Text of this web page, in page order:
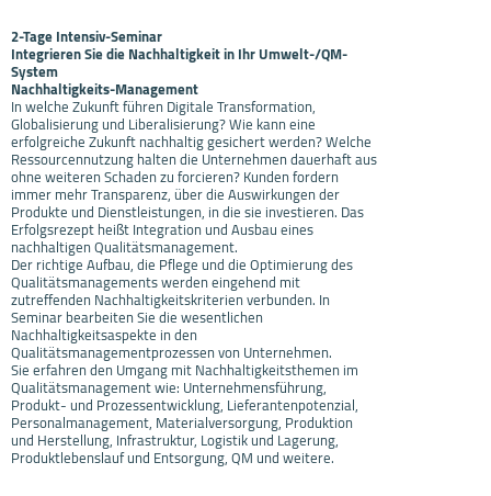
2-Tage Intensiv-Seminar
Integrieren Sie die Nachhaltigkeit in Ihr Umwelt-/QM-
System
Nachhaltigkeits-Management
In welche Zukunft führen Digitale Transformation,
Globalisierung und Liberalisierung? Wie kann eine
erfolgreiche Zukunft nachhaltig gesichert werden? Welche
Ressourcennutzung halten die Unternehmen dauerhaft aus
ohne weiteren Schaden zu forcieren? Kunden fordern
immer mehr Transparenz, über die Auswirkungen der
Produkte und Dienstleistungen, in die sie investieren. Das
Erfolgsrezept heißt Integration und Ausbau eines
nachhaltigen Qualitätsmanagement.
Der richtige Aufbau, die Pflege und die Optimierung des
Qualitätsmanagements werden eingehend mit
zutreffenden Nachhaltigkeitskriterien verbunden. In
Seminar bearbeiten Sie die wesentlichen
Nachhaltigkeitsaspekte in den
Qualitätsmanagementprozessen von Unternehmen.
Sie erfahren den Umgang mit Nachhaltigkeitsthemen im
Qualitätsmanagement wie: Unternehmensführung,
Produkt- und Prozessentwicklung, Lieferantenpotenzial,
Personalmanagement, Materialversorgung, Produktion
und Herstellung, Infrastruktur, Logistik und Lagerung,
Produktlebenslauf und Entsorgung, QM und weitere.